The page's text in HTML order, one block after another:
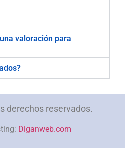
valoración para
derechos reservados.
Diganweb.com